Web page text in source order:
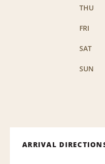
THU
FRI
SAT
SUN
ARRIVAL